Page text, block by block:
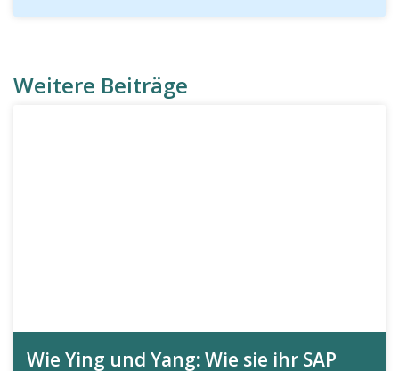
Weitere Beiträge
Wie Ying und Yang: Wie sie ihr SAP